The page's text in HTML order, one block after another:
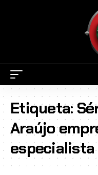
Etiqueta:
Araújo
especialista